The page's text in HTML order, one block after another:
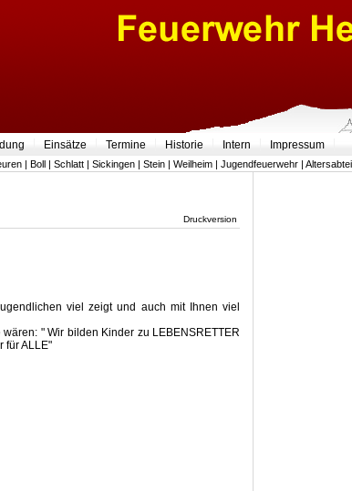
Einsätze Termine Historie Intern Impressum
| Boll | Schlatt | Sickingen | Stein | Weilheim | Jugendfeuerwehr |
Druckversion
viel zeigt und auch mit Ihnen viel
" Wir bilden Kinder zu LEBENSRETTER
für ALLE"